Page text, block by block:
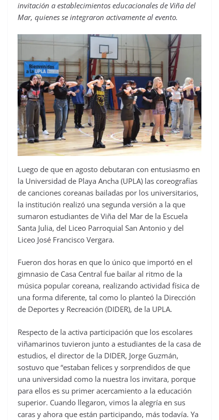
invitación a establecimientos educacionales de Viña del
Mar, quienes se integraron activamente al evento.
Luego de que en agosto debutaran con entusiasmo en
la Universidad de Playa Ancha (UPLA) las coreografías
de canciones coreanas bailadas por los universitarios,
la institución realizó una segunda versión a la que
sumaron estudiantes de Viña del Mar de la Escuela
Santa Julia, del Liceo Parroquial San Antonio y del
Liceo José Francisco Vergara.
Fueron dos horas en que lo único que importó en el
gimnasio de Casa Central fue bailar al ritmo de la
música popular coreana, realizando actividad física de
una forma diferente, tal como lo planteó la Dirección
de Deportes y Recreación (DIDER), de la UPLA.
Respecto de la activa participación que los escolares
viñamarinos tuvieron junto a estudiantes de la casa de
estudios, el director de la DIDER, Jorge Guzmán,
sostuvo que “estaban felices y sorprendidos de que
una universidad como la nuestra los invitara, porque
para ellos es su primer acercamiento a la educación
superior. Cuando llegaron, vimos la alegría en sus
caras y ahora que están participando, más todavía. Ya